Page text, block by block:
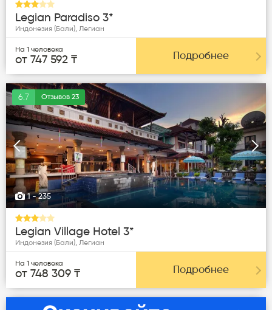
Legian Paradiso 3*
Индонезия (Бали), Легиан
На 1 человека
от 747 592 ₸ Подробнее
6.7 Отзывов 23
1- 235
Следующая
Legian Village Hotel 3*
Индонезия (Бали), Легиан
На 1 человека
от 748 309 ₸ Подробнее